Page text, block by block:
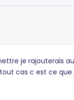
je rajouterais
cas c est ce